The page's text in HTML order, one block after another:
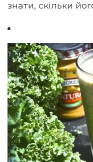
знати, скільки